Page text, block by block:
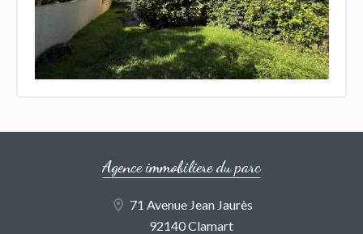
Agence immobiliere du parc
71 Avenue Jean Jaurès
92140 Clamart